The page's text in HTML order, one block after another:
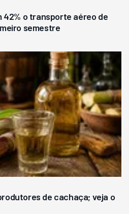
42% o transporte aéreo de
semestre
de cachaça; veja o